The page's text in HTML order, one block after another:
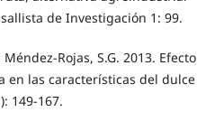
de Investigación 1: 99.
Rojas, S.G. 2013. Efecto
en las características del dulce
149-167.